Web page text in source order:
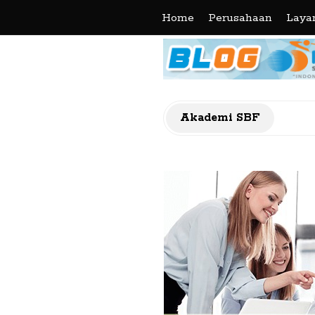
Home Perusahaan
Akademi SBF